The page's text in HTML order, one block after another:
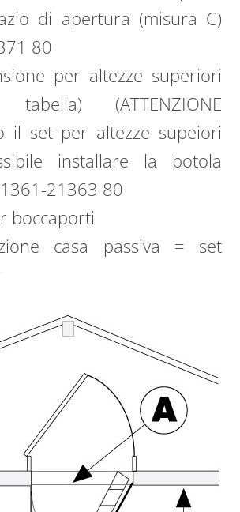
di apertura (misura C)
80
per altezze superiori
tabella) (ATTENZIONE
il set per altezze supeiori
installare la botola
21363 80
boccaporti
casa passiva = set